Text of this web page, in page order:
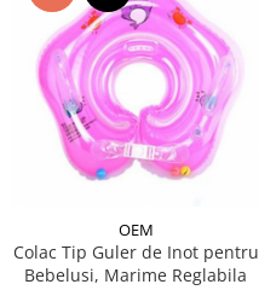
OEM
Colac Tip Guler de Inot pentru
Bebelusi, Marime Reglabila